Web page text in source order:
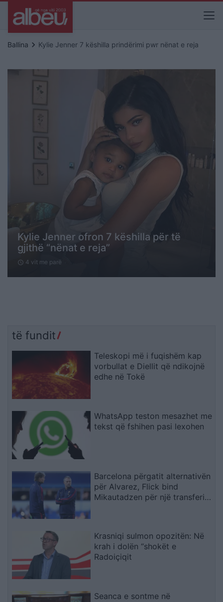
Ballina keyboard_arrow_right Kylie Jenner 7 këshilla prindërimi pwr nënat e reja
Kylie Jenner ofron 7 këshilla për të
gjithë “nënat e reja”
schedule 4 vit me parë
të fundit
Teleskopi më i fuqishëm kap
vorbullat e Diellit që ndikojnë
edhe në Tokë
WhatsApp teston mesazhet me
tekst që fshihen pasi lexohen
Barcelona përgatit alternativën
për Alvarez, Flick bind
Mikautadzen për një transferim
Krasniqi sulmon opozitën: Në
krah i dolën “shokët e
Radoiçiqit
Seanca e sontme në